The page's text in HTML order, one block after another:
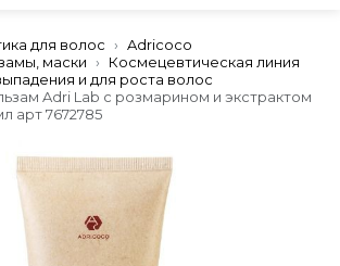
для волос
Adricoco
маски
Космецевтическая линия
и для роста волос
Adri Lab с розмарином и экстрактом
арт 7672785